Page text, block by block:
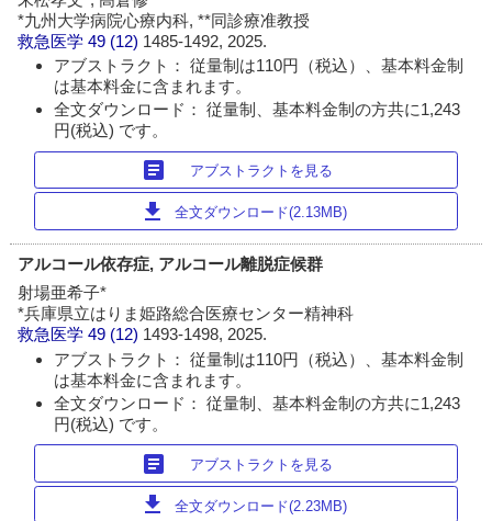
*九州大学病院心療内科, **同診療准教授
救急医学 49 (12) 1485-1492, 2025.
アブストラクト： 従量制は110円（税込）、基本料金制
は基本料金に含まれます。
全文ダウンロード： 従量制、基本料金制の方共に1,243
円(税込) です。
article アブストラクトを見る
download 全文ダウンロード(2.13MB)
アルコール依存症, アルコール離脱症候群
射場亜希子*
*兵庫県立はりま姫路総合医療センター精神科
救急医学 49 (12) 1493-1498, 2025.
アブストラクト： 従量制は110円（税込）、基本料金制
は基本料金に含まれます。
全文ダウンロード： 従量制、基本料金制の方共に1,243
円(税込) です。
article アブストラクトを見る
download 全文ダウンロード(2.23MB)